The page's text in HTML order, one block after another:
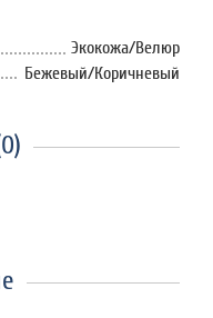
Экокожа/Велюр
Бежевый/Коричневый